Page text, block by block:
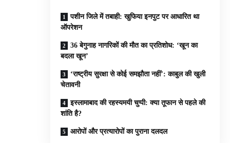
पशीन जिले में तबाही: खुफिया इनपुट पर आधारित था
ऑपरेशन
36 बेगुनाह नागरिकों की मौत का प्रतिशोध: ‘खून का
बदला खून’
‘राष्ट्रीय सुरक्षा से कोई समझौता नहीं’: काबुल की खुली
चेतावनी
इस्लामाबाद की रहस्यमयी चुप्पी: क्या तूफान से पहले की
शांति है?
आरोपों और प्रत्यारोपों का पुराना दलदल